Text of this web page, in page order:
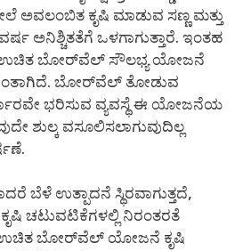
ಕೃಷಿ ಮಾಡುವ ಸಣ್ಣ ಮತ್ತು
ಅನಿಶ್ಚಿತತೆಗೆ ಒಳಗಾಗುತ್ತಾರೆ. ಇಂತಹ
ಉಚಿತ ಬೋರ್‌ವೆಲ್ ಸೌಲಭ್ಯ ಯೋಜನೆ
ಬೋರ್‌ವೆಲ್ ತೋಡುವ
ಭರಿಸುವ ವ್ಯವಸ್ಥೆ ಈ ಯೋಜನೆಯ
ಶುಲ್ಕ ವಸೂಲಿಸಲಾಗುವುದಿಲ್ಲ
ಬೆಳೆ ಉತ್ಪಾದನೆ ಸ್ಥಿರವಾಗುತ್ತದೆ,
ಚಟುವಟಿಕೆಗಳಲ್ಲಿ ನಿರಂತರತೆ
ಉಚಿತ ಬೋರ್‌ವೆಲ್ ಯೋಜನೆ ಕೃಷಿ